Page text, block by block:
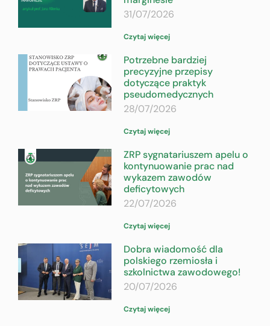
31/07/2026
Czytaj więcej
Potrzebne bardziej
precyzyjne przepisy
dotyczące praktyk
pseudomedycznych
28/07/2026
Czytaj więcej
ZRP sygnatariuszem apelu o
kontynuowanie prac nad
wykazem zawodów
deficytowych
22/07/2026
Czytaj więcej
Dobra wiadomość dla
polskiego rzemiosła i
szkolnictwa zawodowego!
20/07/2026
Czytaj więcej